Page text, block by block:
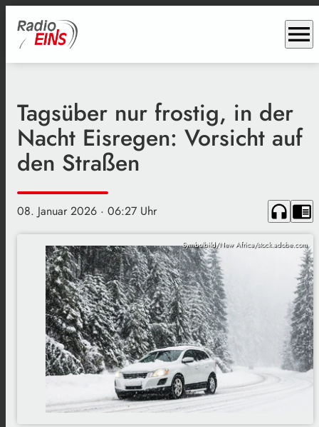
menu
Tagsüber nur frostig, in der
Nacht Eisregen: Vorsicht auf
den Straßen
08. Januar 2026 · 06:27 Uhr headphones chrome_reader_mode
Symbolbild/New Africa/stock.adobe.com